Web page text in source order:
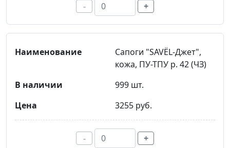
- +
Сапоги "SAVЁL-Джет",
кожа, ПУ-ТПУ р. 42 (ЧЗ)
999 шт.
3255 руб.
- +